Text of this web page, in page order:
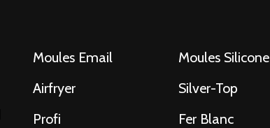
Moules Email
Moules Silicone
Airfryer
Silver-Top
Profi
Fer Blanc